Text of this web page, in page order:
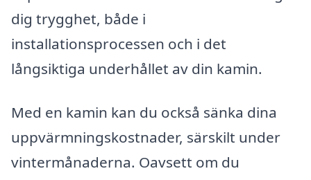
dig trygghet, både i
installationsprocessen och i det
långsiktiga underhållet av din kamin.
Med en kamin kan du också sänka dina
uppvärmningskostnader, särskilt under
vintermånaderna. Oavsett om du